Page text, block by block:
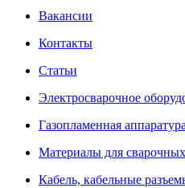
Вакансии
Контакты
Статьи
Электросварочное
Газопламенная аппаратура
Материалы для
Кабель, кабельные